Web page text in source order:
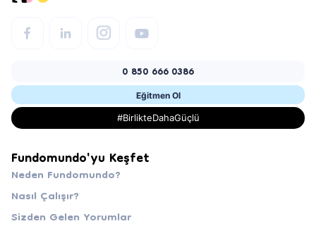
0 850 666 0386
Eğitmen Ol
#BirlikteDahaGüçlü
Fundomundo'yu Keşfet
Neden Fundomundo?
Nasıl Çalışır?
Sizden Gelen Yorumlar